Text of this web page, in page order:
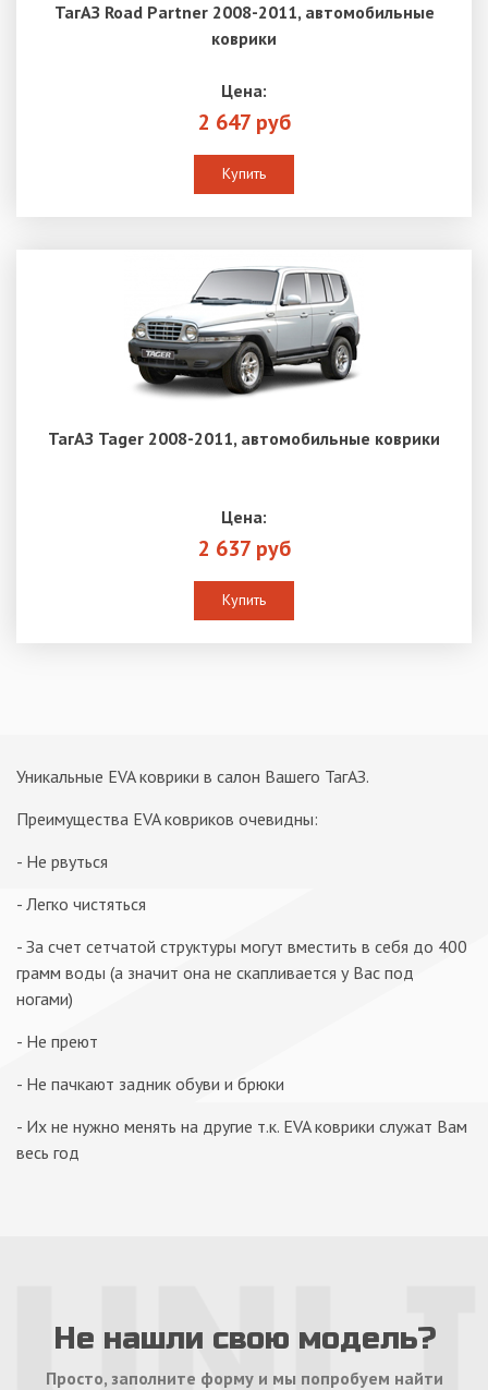
ТагАЗ Road Partner 2008-2011, автомобильные
коврики
Цена:
2 647 руб
Купить
ТагАЗ Tager 2008-2011, автомобильные коврики
Цена:
2 637 руб
Купить
Уникальные EVA коврики в салон Вашего ТагАЗ.
Преимущества EVA ковриков очевидны:
- Не рвуться
- Легко чистяться
- За счет сетчатой структуры могут вместить в себя до 400
грамм воды (а значит она не скапливается у Вас под
ногами)
- Не преют
- Не пачкают задник обуви и брюки
- Их не нужно менять на другие т.к. EVA коврики служат Вам
весь год
Не нашли свою модель?
Просто, заполните форму и мы попробуем найти